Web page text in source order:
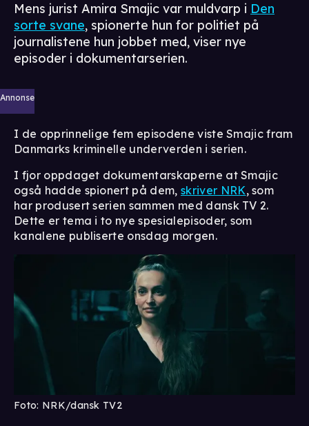
Mens jurist Amira Smajic var muldvarp i Den
sorte svane, spionerte hun for politiet på
journalistene hun jobbet med, viser nye
episoder i dokumentarserien.
Annonse
I de opprinnelige fem episodene viste Smajic fram
Danmarks kriminelle underverden i serien.
I fjor oppdaget dokumentarskaperne at Smajic
også hadde spionert på dem, skriver NRK, som
har produsert serien sammen med dansk TV 2.
Dette er tema i to nye spesialepisoder, som
kanalene publiserte onsdag morgen.
Foto: NRK/dansk TV2